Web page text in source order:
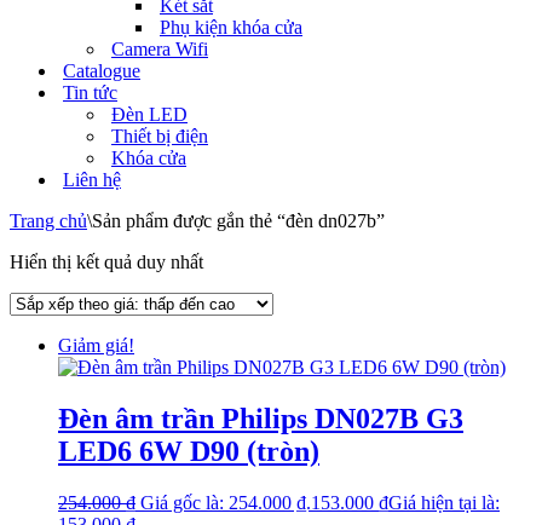
Két sắt
Phụ kiện khóa cửa
Camera Wifi
Catalogue
Tin tức
Đèn LED
Thiết bị điện
Khóa cửa
Liên hệ
Trang chủ\Sản phẩm được gắn thẻ “đèn dn027b”
Hiển thị kết quả duy nhất
Giảm giá!
Đèn âm trần Philips DN027B G3
LED6 6W D90 (tròn)
254.000₫ Giá gốc là: 254.000 ₫.153.000 ₫Giá hiện tại là: